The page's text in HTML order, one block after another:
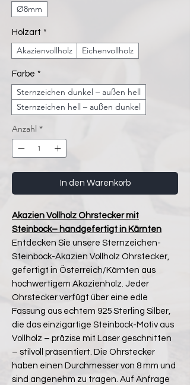
Ø8mm
Holzart *
Akazienvollholz Eichenvollholz
Farbe *
Sternzeichen dunkel – außen hell
Sternzeichen hell – außen dunkel
Anzahl *
In den Warenkorb
Akazien Vollholz Ohrstecker mit
Steinbock– handgefertigt in Kärnten
Entdecken Sie unsere Sternzeichen-
Steinbock-Akazien Vollholz Ohrstecker,
gefertigt in Österreich/Kärnten aus
hochwertigem Akazienholz. Jeder
Ohrstecker verfügt über eine edle
Fassung aus echtem 925 Sterling Silber,
die das einzigartige Steinbock-Motiv aus
Vollholz – präzise mit Laser geschnitten
– stilvoll präsentiert. Die Ohrstecker
haben einen Durchmesser von 8 mm und
sind angenehm zu tragen. Auf Anfrage